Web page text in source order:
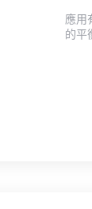
應用
的平